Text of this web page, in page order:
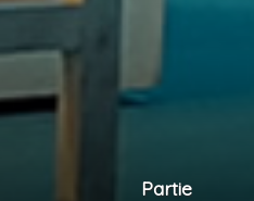
Partie